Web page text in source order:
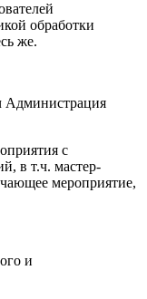
обработки
же.
Администрация
с
в т.ч. мастер-
мероприятие,
и